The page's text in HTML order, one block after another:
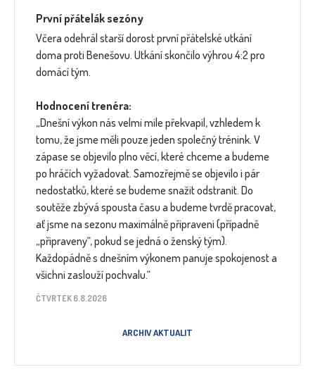
První přátelák sezóny
Včera odehrál starší dorost první přátelské utkání
doma proti Benešovu. Utkání skončilo výhrou 4:2 pro
domácí tým.
Hodnocení trenéra:
„Dnešní výkon nás velmi mile překvapil, vzhledem k
tomu, že jsme měli pouze jeden společný trénink. V
zápase se objevilo plno věcí, které chceme a budeme
po hráčích vyžadovat. Samozřejmě se objevilo i pár
nedostatků, které se budeme snažit odstranit. Do
soutěže zbývá spousta času a budeme tvrdě pracovat,
ať jsme na sezonu maximálně připraveni (případně
„připraveny“, pokud se jedná o ženský tým).
Každopádně s dnešním výkonem panuje spokojenost a
všichni zaslouží pochvalu.“
ČTVRTEK 6.8.2026
ARCHIV AKTUALIT